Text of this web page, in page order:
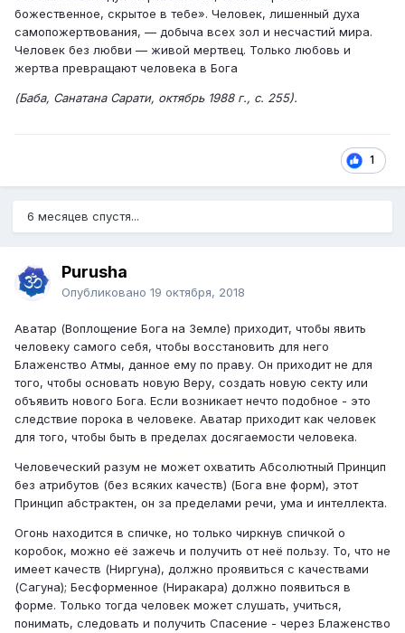
божественное, скрытое в тебе». Человек, лишенный духа
самопожертвования, — добыча всех зол и несчастий мира.
Человек без любви — живой мертвец. Только любовь и
жертва превращают человека в Бога
(Баба, Санатана Сарати, октябрь 1988 г., с. 255).
1
6 месяцев спустя...
Purusha
Опубликовано 19 октября, 2018
Аватар (Воплощение Бога на Земле) приходит, чтобы явить
человеку самого себя, чтобы восстановить для него
Блаженство Атмы, данное ему по праву. Он приходит не для
того, чтобы основать новую Веру, создать новую секту или
объявить нового Бога. Если возникает нечто подобное - это
следствие порока в человеке. Аватар приходит как человек
для того, чтобы быть в пределах досягаемости человека.
Человеческий разум не может охватить Абсолютный Принцип
без атрибутов (без всяких качеств) (Бога вне форм), этот
Принцип абстрактен, он за пределами речи, ума и интеллекта.
Огонь находится в спичке, но только чиркнув спичкой о
коробок, можно её зажечь и получить от неё пользу. То, что не
имеет качеств (Ниргуна), должно проявиться с качествами
(Сагуна); Бесформенное (Ниракара) должно появиться в
форме. Только тогда человек может слушать, учиться,
понимать, следовать и получить Спасение - через Блаженство